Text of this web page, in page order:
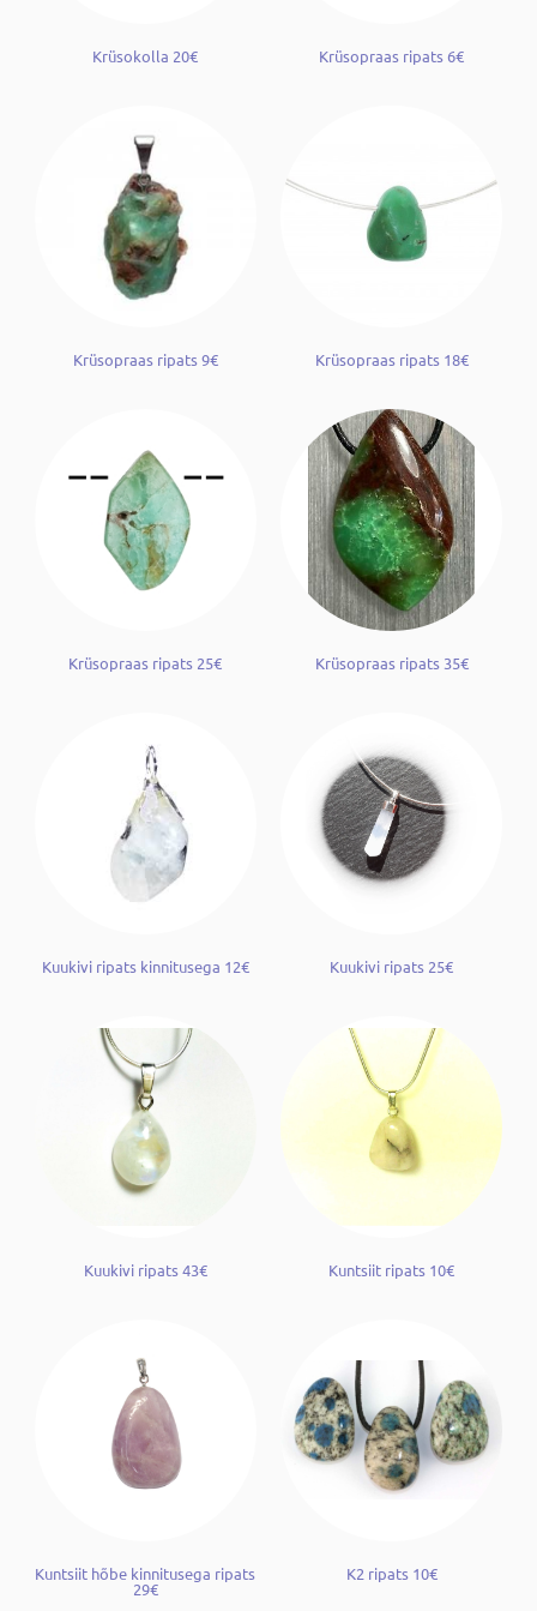
Krüsokolla 20€ Krüsopraas ripats 6€
Krüsopraas ripats 9€ Krüsopraas ripats 18€
Krüsopraas ripats 25€ Krüsopraas ripats 35€
Kuukivi ripats kinnitusega 12€ Kuukivi ripats 25€
Kuukivi ripats 43€ Kuntsiit ripats 10€
Kuntsiit hõbe kinnitusega ripats
29€
K2 ripats 10€